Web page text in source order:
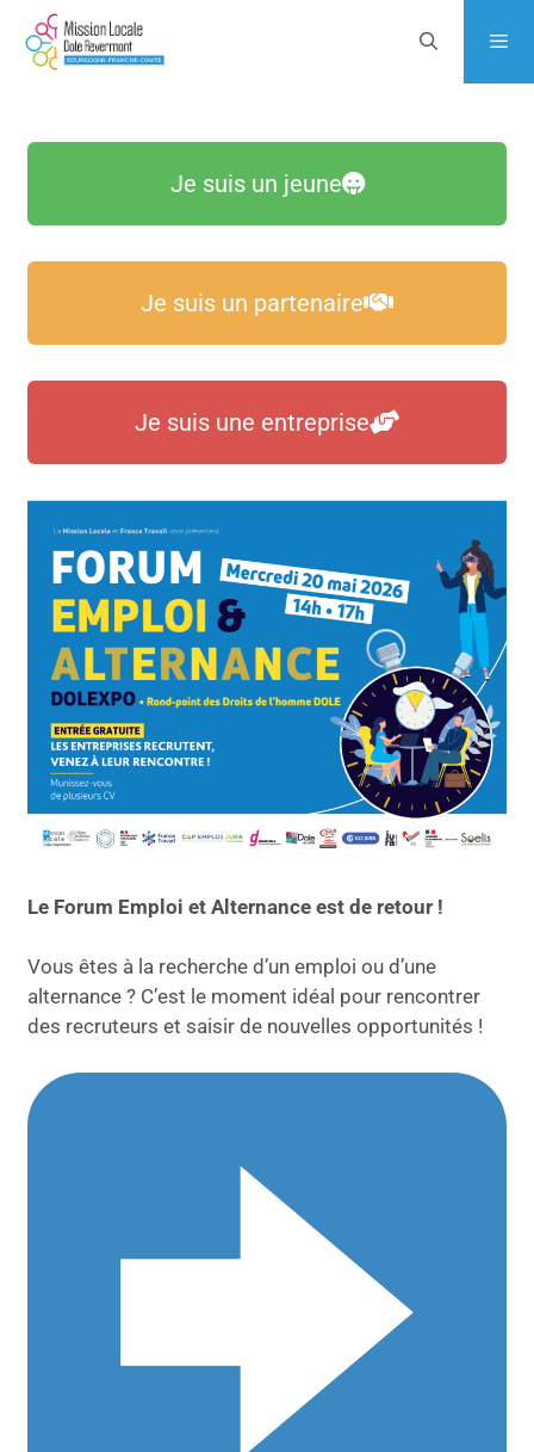
Je suis un jeune
Je suis un partenaire
Je suis une entreprise
Le Forum Emploi et Alternance est de retour !
Vous êtes à la recherche d’un emploi ou d’une
alternance ? C’est le moment idéal pour rencontrer
des recruteurs et saisir de nouvelles opportunités !